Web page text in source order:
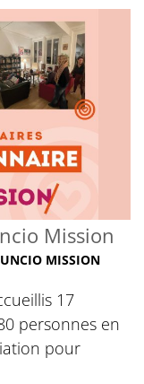
Mission
MISSION
17
personnes en
pour